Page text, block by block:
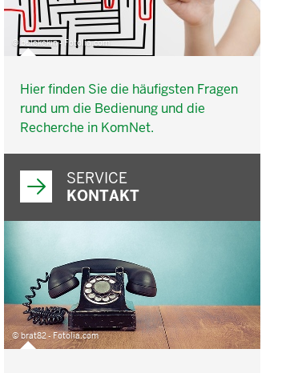
© belekekin - Fotolia.com
Hier finden Sie die häufigsten Fragen
rund um die Bedienung und die
Recherche in KomNet.
SERVICE
KONTAKT
© brat82 - Fotolia.com